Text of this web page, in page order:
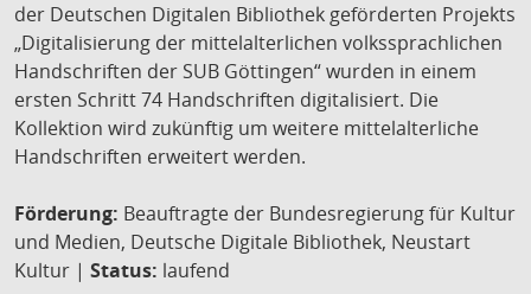
der Deutschen Digitalen Bibliothek geförderten Projekts
„Digitalisierung der mittelalterlichen volkssprachlichen
Handschriften der SUB Göttingen“ wurden in einem
ersten Schritt 74 Handschriften digitalisiert. Die
Kollektion wird zukünftig um weitere mittelalterliche
Handschriften erweitert werden.
Förderung: Beauftragte der Bundesregierung für Kultur
und Medien, Deutsche Digitale Bibliothek, Neustart
Kultur | Status: laufend